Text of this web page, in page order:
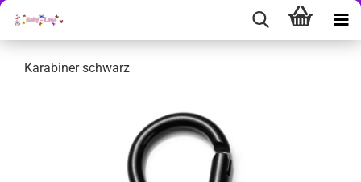
Karabiner schwarz